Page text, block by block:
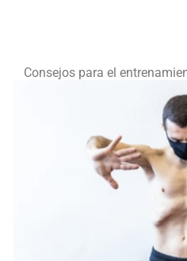
Consejos para el